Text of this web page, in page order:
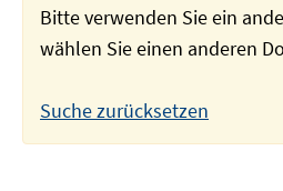
Bitte verwenden Sie ein
wählen Sie einen anderen
Suche zurücksetzen